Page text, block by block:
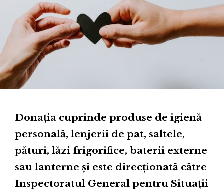
Donația cuprinde produse de igienă
personală, lenjerii de pat, saltele,
pături, lăzi frigorifice, baterii externe
sau lanterne și este direcționată către
Inspectoratul General pentru Situații